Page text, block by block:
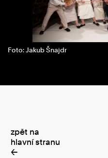
Foto: Jakub Šnajdr
zpět na
hlavní stranu
←